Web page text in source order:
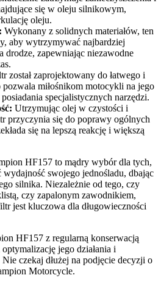
się w oleju silnikowym,
oleju.
Wykonany z solidnych materiałów, ten
aby wytrzymywać najbardziej
drodze, zapewniając niezawodne
został zaprojektowany do łatwego i
miłośnikom motocykli na jego
specjalistycznych narzędzi.
Utrzymując olej w czystości i
przyczynia się do poprawy ogólnych
się na lepszą reakcję i większą
HF157 to mądry wybór dla tych,
swojego jednośladu, dbając
silnika. Niezależnie od tego, czy
czy zapalonym zawodnikiem,
jest kluczowa dla długowieczności
HF157 z regularną konserwacją
jego działania i
czekaj dłużej na podjęcie decyzji o
Motorcycle.